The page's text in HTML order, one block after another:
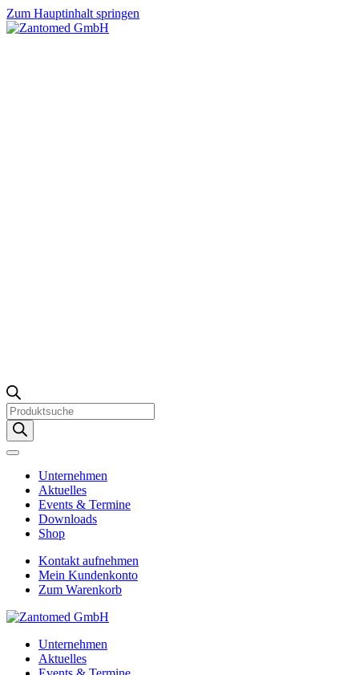
Zum Hauptinhalt springen
Products
search
Unternehmen
Aktuelles
Events & Termine
Downloads
Shop
Kontakt aufnehmen
Mein Kundenkonto
Zum Warenkorb
Unternehmen
Aktuelles